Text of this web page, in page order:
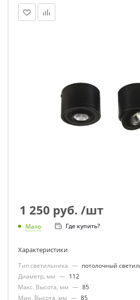
1 250 руб. /шт
Мало Где купить?
Характеристики
Тип светильника — потолочный
Диаметр, мм — 112
Макс. Высота, мм — 85
Мин. Высота, мм — 85